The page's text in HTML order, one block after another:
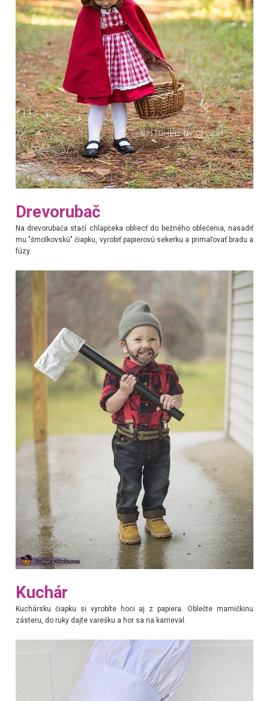
Drevorubač
Na drevorubača stačí chlapčeka obliecť do bežného oblečenia, nasadiť
mu "šmolkovskú" čiapku, vyrobiť papierovú sekerku a primaľovať bradu a
fúzy.
Kuchár
Kuchársku čiapku si vyrobíte hoci aj z papiera. Oblečte mamičkinu
zásteru, do ruky dajte varešku a hor sa na karneval.